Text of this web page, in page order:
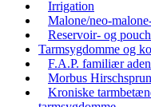
Irrigation
Malone/neo-
Reservoir- og
Tarmsygdomme og
F.A.P. familiær
Morbus
Kroniske